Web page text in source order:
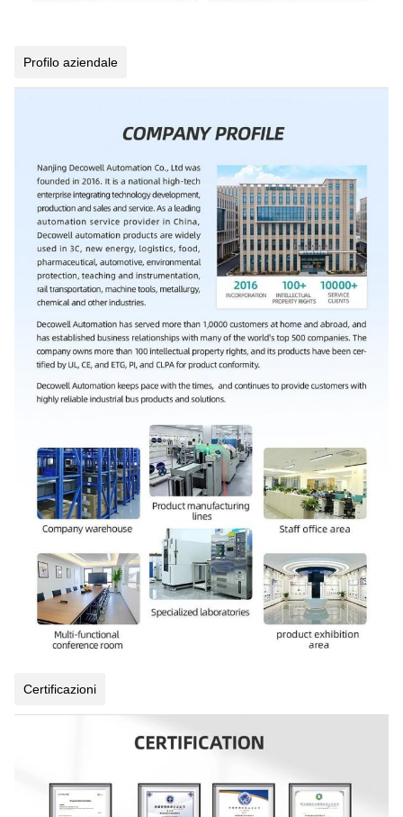
Profilo aziendale
Certificazioni